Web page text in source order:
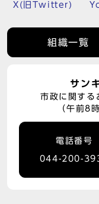
X(旧Twitter)
組織一覧
サン
市政に関する
（午前8
電話番号
044-200-